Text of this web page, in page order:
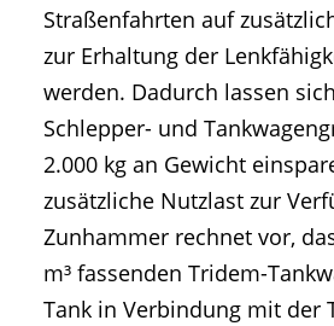
Straßenfahrten auf
zur Erhaltung der
werden. Dadurch lassen
Schlepper- und
2.000 kg an Gewicht
zusätzliche Nutzlast zur
Zunhammer rechnet vor,
m³ fassenden Tridem-
Tank in Verbindung mit der